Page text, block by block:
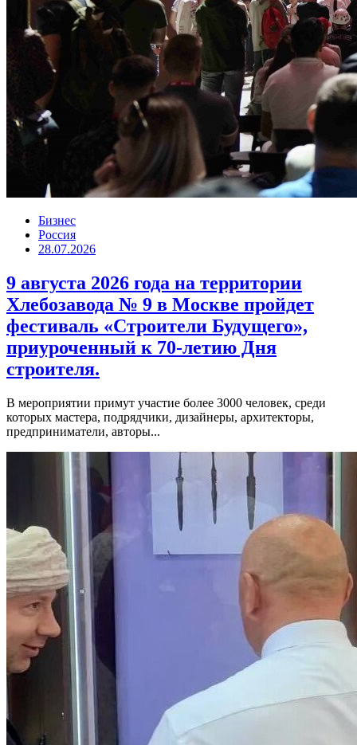
Бизнес
Россия
28.07.2026
9 августа 2026 года на территории
Хлебозавода № 9 в Москве пройдет
фестиваль «Строители Будущего»,
приуроченный к 70-летию Дня
строителя.
В мероприятии примут участие более 3000 человек, среди
которых мастера, подрядчики, дизайнеры, архитекторы,
предприниматели, авторы...